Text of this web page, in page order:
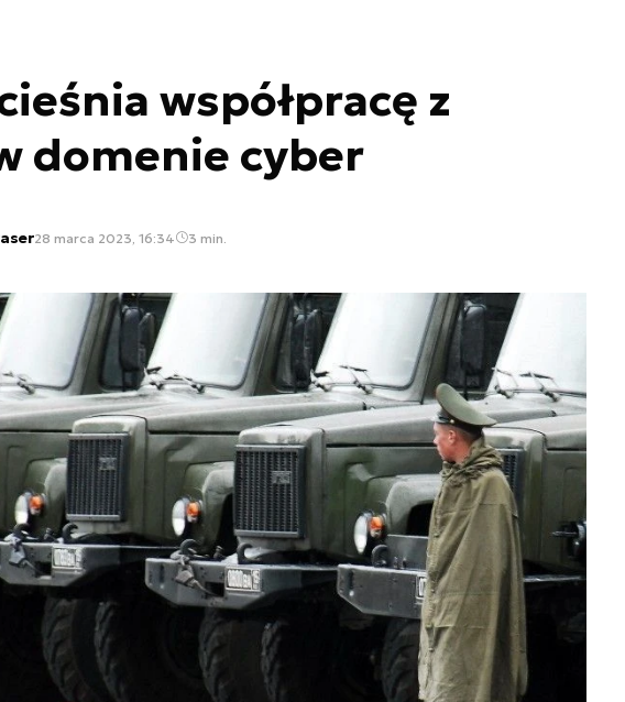
współpracę z
domenie cyber
28 marca 2023, 16:34 3 min.